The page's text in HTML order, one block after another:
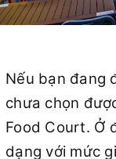
Nếu bạn đang
chưa chọn
Food Court. Ở
dạng với mức